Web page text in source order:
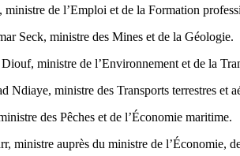
ministre de l’Emploi et de la Formation
Seck, ministre des Mines et de la Géologie.
ministre de l’Environnement et de la
Ndiaye, ministre des Transports terrestres et
des Pêches et de l’Économie maritime.
ministre auprès du ministre de l’Économie,